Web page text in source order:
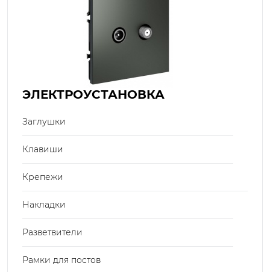
ЭЛЕКТРОУСТАНОВКА
Заглушки
Клавиши
Крепежи
Накладки
Разветвители
Рамки для постов